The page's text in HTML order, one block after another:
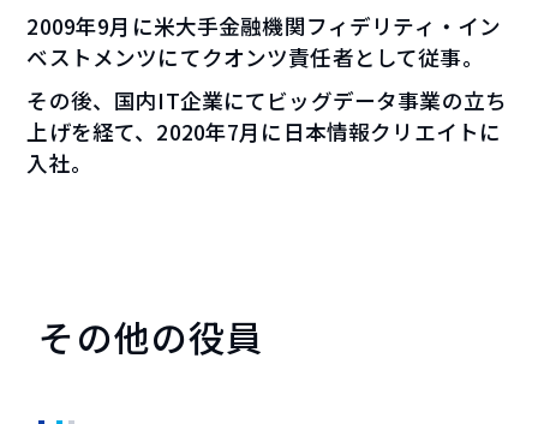
2009年9月に米大手金融機関フィデリティ・イン
ベストメンツにてクオンツ責任者として従事。
その後、国内IT企業にてビッグデータ事業の立ち
上げを経て、2020年7月に日本情報クリエイトに
入社。
その他の役員